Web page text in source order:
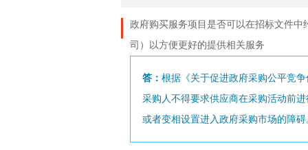
政府购买服务项目是否可以在招标文件
司）以方便更好的提供相关服务
答：根据《关于促进政府采购公平竞
采购人不得要求供应商在采购活动前
或者变相设置进入政府采购市场的障碍